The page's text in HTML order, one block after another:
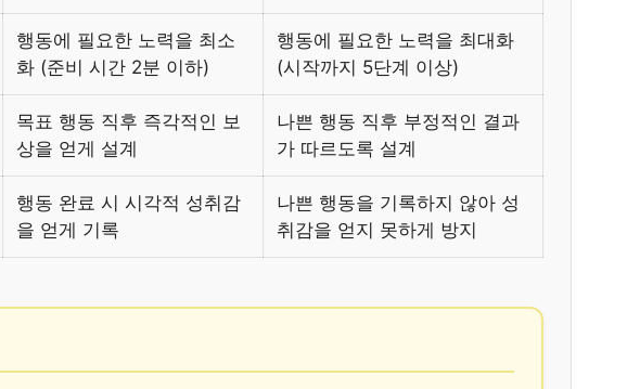
행동에 필요한 노력을 최소
화 (준비 시간 2분 이하)
행동에 필요한 노력을 최대화
(시작까지 5단계 이상)
목표 행동 직후 즉각적인 보
상을 얻게 설계
나쁜 행동 직후 부정적인 결과
가 따르도록 설계
행동 완료 시 시각적 성취감
을 얻게 기록
나쁜 행동을 기록하지 않아 성
취감을 얻지 못하게 방지